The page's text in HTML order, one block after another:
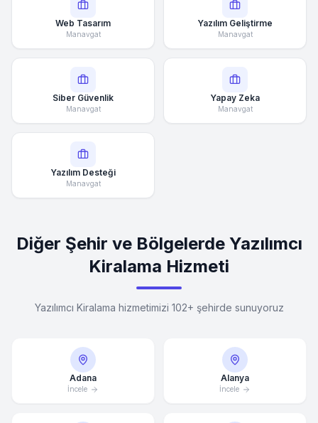
Web Tasarım
Manavgat
Yazılım Geliştirme
Manavgat
Siber Güvenlik
Manavgat
Yapay Zeka
Manavgat
Yazılım Desteği
Manavgat
Diğer Şehir ve Bölgelerde Yazılımcı
Kiralama Hizmeti
Yazılımcı Kiralama hizmetimizi 102+ şehirde sunuyoruz
Adana
İncele
Alanya
İncele